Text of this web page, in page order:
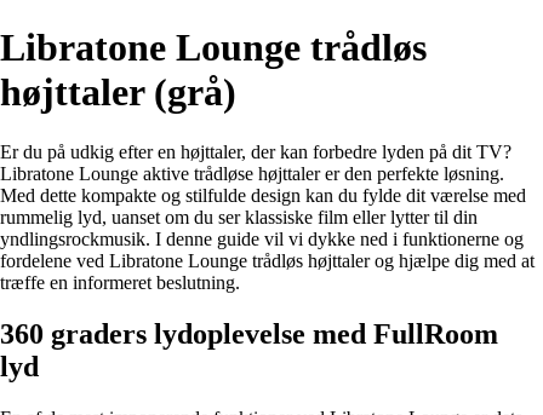
Libratone Lounge trådløs
højttaler (grå)
Er du på udkig efter en højttaler, der kan forbedre lyden på dit TV?
Libratone Lounge aktive trådløse højttaler er den perfekte løsning.
Med dette kompakte og stilfulde design kan du fylde dit værelse med
rummelig lyd, uanset om du ser klassiske film eller lytter til din
yndlingsrockmusik. I denne guide vil vi dykke ned i funktionerne og
fordelene ved Libratone Lounge trådløs højttaler og hjælpe dig med at
træffe en informeret beslutning.
360 graders lydoplevelse med FullRoom
lyd